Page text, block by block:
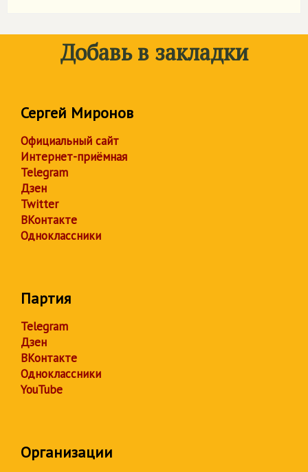
Добавь в закладки
Сергей Миронов
Официальный сайт
Интернет-приёмная
Telegram
Дзен
Twitter
ВКонтакте
Одноклассники
Партия
Telegram
Дзен
ВКонтакте
Одноклассники
YouTube
Организации